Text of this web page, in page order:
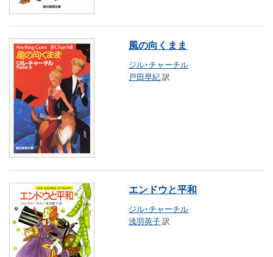
風の向くまま
ジル・チャーチル
戸田早紀訳
エンドウと平和
ジル・チャーチル
浅羽莢子訳